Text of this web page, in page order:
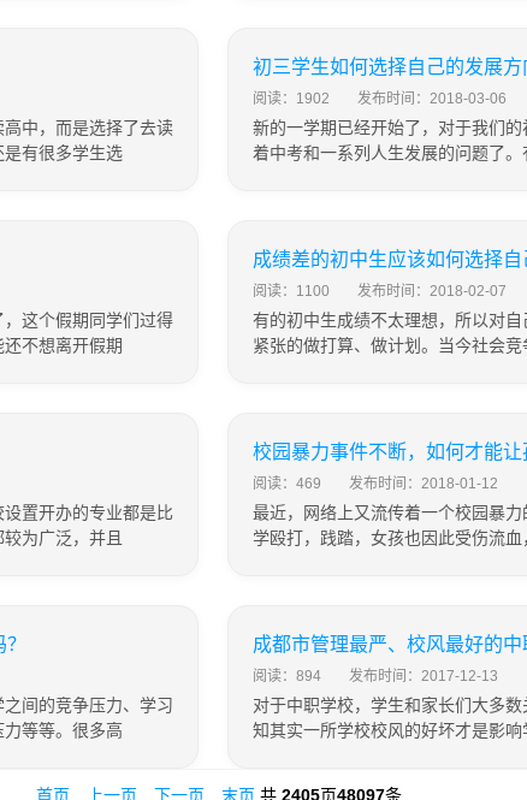
中，而是选择了去读
有很多学生选
初三学生如何选择自己的发展方
阅读：1902 发布时间：2018-03-06
新的一学期已经开始了，对于我们
着中考和一系列人生发展的问题了
这个假期同学们过得
不想离开假期
成绩差的初中生应该如何选择自
阅读：1100 发布时间：2018-02-07
有的初中生成绩不太理想，所以对
紧张的做打算、做计划。当今社会
置开办的专业都是比
为广泛，并且
校园暴力事件不断，如何才能让
阅读：469 发布时间：2018-01-12
最近，网络上又流传着一个校园暴
学殴打，践踏，女孩也因此受伤流
间的竞争压力、学习
等等。很多高
成都市管理最严、校风最好的中
阅读：894 发布时间：2017-12-13
对于中职学校，学生和家长们大多
知其实一所学校校风的好坏才是影
首页 上一页 下一页 末页 共 2405页48097条